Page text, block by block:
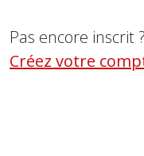
Pas encore inscrit ?
Créez votre